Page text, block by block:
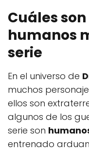
Cuáles
humanos
serie
En el universo de
muchos
ellos son
algunos de los
serie son
entrenado